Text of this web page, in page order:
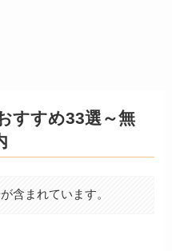
すすめ33選～無
含まれています。